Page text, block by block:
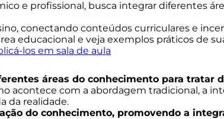
e profissional, busca integrar diferentes
conectando conteúdos curriculares e
educacional e veja exemplos práticos de
los em sala de aula
áreas do conhecimento para tratar
acontece com a abordagem tradicional, a
da realidade.
do conhecimento, promovendo a